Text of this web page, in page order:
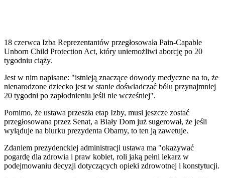
18 czerwca Izba Reprezentantów przegłosowała Pain-Capable
Unborn Child Protection Act, który uniemożliwi aborcję po 20
tygodniu ciąży.
Jest w nim napisane: "istnieją znaczące dowody medyczne na to, że
nienarodzone dziecko jest w stanie doświadczać bólu przynajmniej
20 tygodni po zapłodnieniu jeśli nie wcześniej".
Pomimo, że ustawa przeszła etap Izby, musi jeszcze zostać
przegłosowana przez Senat, a Biały Dom już sugerował, że jeśli
wyląduje na biurku prezydenta Obamy, to ten ją zawetuje.
Zdaniem prezydenckiej administracji ustawa ma "okazywać
pogardę dla zdrowia i praw kobiet, roli jaką pełni lekarz w
podejmowaniu decyzji dotyczących opieki zdrowotnej i konstytucji.